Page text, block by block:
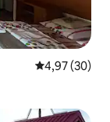
Priemerné
4,97 (30)